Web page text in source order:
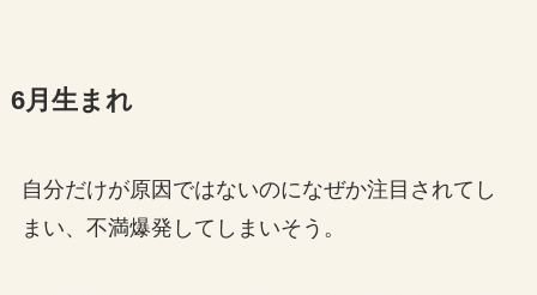
6月生まれ
自分だけが原因ではないのになぜか注目されてし
まい、不満爆発してしまいそう。